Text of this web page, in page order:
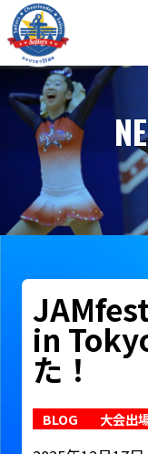
in
た！
BLOG 大会出